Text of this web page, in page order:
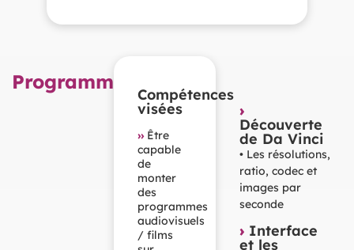
Programme
Compétences
visées
››Être
capable
de
monter
des
programmes
audiovisuels
/ films
›
Découverte
de Da Vinci
• Les résolutions,
ratio, codec et
images par
seconde
›Interface
et les